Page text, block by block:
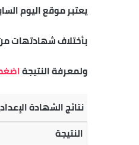
يعتبر موقع اليوم
بأختلاف شهادتهات من
ولمعرفة النتيجة
نتائج الشهادة
النتيجة